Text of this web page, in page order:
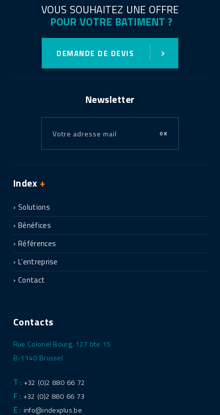
VOUS SOUHAITEZ UNE OFFRE
POUR VOTRE BATIMENT ?
DEMANDE DE DEVIS ›
Newsletter
OK
Index +
Solutions
Bénéfices
Références
L’entreprise
Contact
Contacts
Rue Colonel Bourg, 127 bte 15
B-1140 Brussel
T : +32 (0)2 880 66 72
F : +32 (0)2 880 66 73
E : info@indexplus.be